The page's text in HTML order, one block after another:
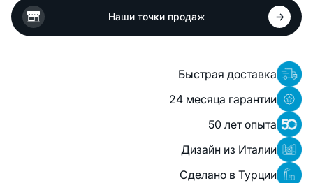
Наши точки продаж
Быстрая доставка
24 месяца гарантии
50 лет опыта
Дизайн из Италии
Сделано в Турции